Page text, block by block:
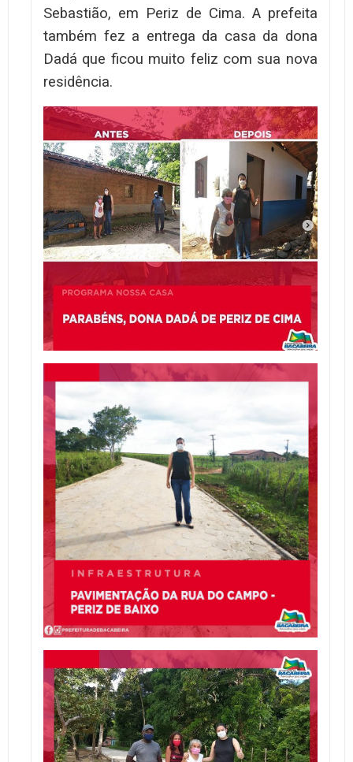
Sebastião, em Periz de Cima. A prefeita
também fez a entrega da casa da dona
Dadá que ficou muito feliz com sua nova
residência.